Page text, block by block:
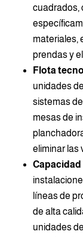
cuadrados,
materiales,
prendas y
Flota
unidades
sistemas
mesas de
eliminar las
líneas de
de alta
unidades